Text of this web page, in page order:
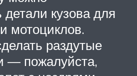
детали кузова для
мотоциклов.
раздутые
— пожалуйста,